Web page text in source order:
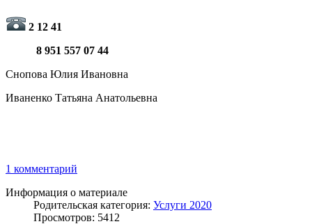
2 12 41
8 951 557 07 44
Снопова Юлия Ивановна
Иваненко Татьяна Анатольевна
1 комментарий
Информация о материале
Родительская категория: Услуги 2020
Просмотров: 5412